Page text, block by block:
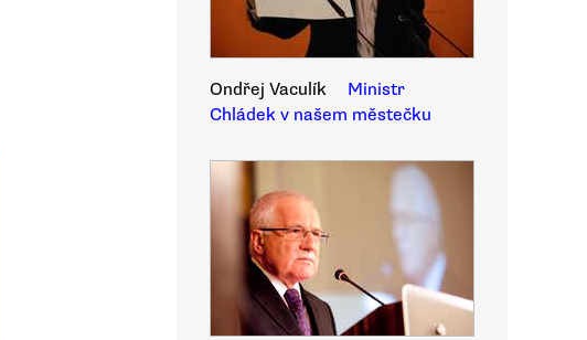
Ondřej Vaculík
Ministr
Chládek v našem městečku